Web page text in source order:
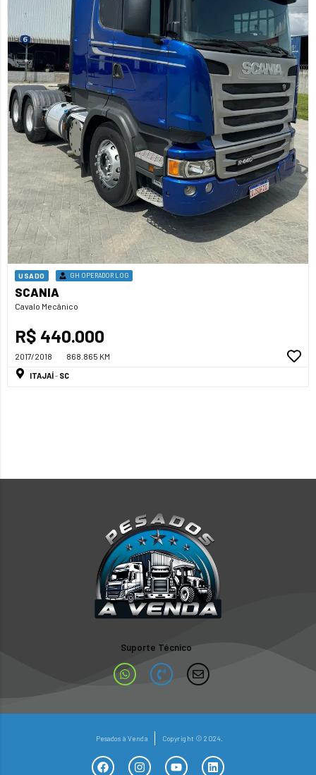
USADO GH OPERADOR LOG
SCANIA
Cavalo Mecânico
R$ 440.000
2017/2018 868.865 KM
ITAJAÍ- SC
Suporte Técnico
Pesados à Venda Copyright © 2024.